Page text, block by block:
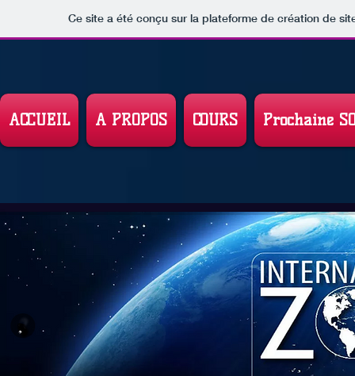
Ce site a été conçu sur la plateforme de création de
ACCUEIL A PROPOS COURS Prochaine